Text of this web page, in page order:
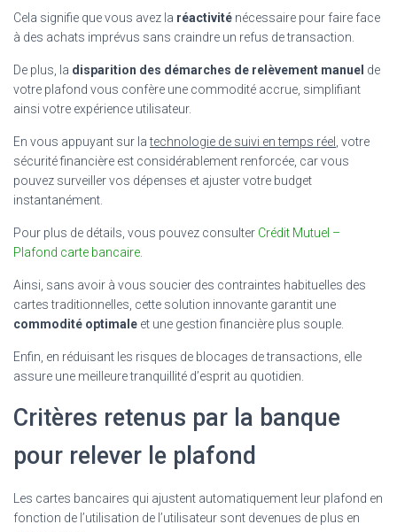
Cela signifie que vous avez la réactivité nécessaire pour faire face
à des achats imprévus sans craindre un refus de transaction.
De plus, la disparition des démarches de relèvement manuel de
votre plafond vous confère une commodité accrue, simplifiant
ainsi votre expérience utilisateur.
En vous appuyant sur latechnologie de suivi en temps réel , votre
sécurité financière est considérablement renforcée, car vous
pouvez surveiller vos dépenses et ajuster votre budget
instantanément.
Pour plus de détails, vous pouvez consulter Crédit Mutuel –
Plafond carte bancaire
Ainsi, sans avoir à vous soucier des contraintes habituelles des
cartes traditionnelles, cette solution innovante garantit une
commodité optimale et une gestion financière plus souple.
Enfin, en réduisant les risques de blocages de transactions, elle
assure une meilleure tranquillité d’esprit au quotidien.
Critères retenus par la banque
pour relever le plafond
Les cartes bancaires qui ajustent automatiquement leur plafond en
fonction de l’utilisation de l’utilisateur sont devenues de plus en